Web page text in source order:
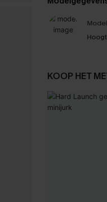
KOOP HET